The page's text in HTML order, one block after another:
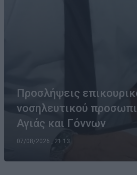
Προσλήψεις
νοσηλευτικού
Αγιάς και Γόννων
07/08/2026 , 21:13